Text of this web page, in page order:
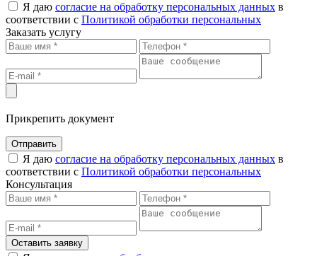
Я даю согласие на обработку персональных данных в
соответствии с Политикой обработки персональных
Заказать услугу
Прикрепить документ
Отправить
Я даю согласие на обработку персональных данных в
соответствии с Политикой обработки персональных
Консультация
Оставить заявку